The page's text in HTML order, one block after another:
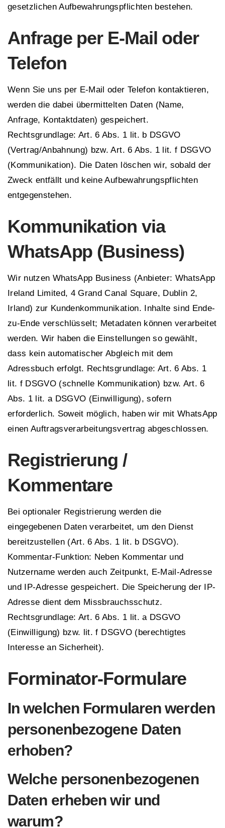
gesetzlichen Aufbewahrungspflichten bestehen.
Anfrage per E-Mail oder
Telefon
Wenn Sie uns per E-Mail oder Telefon kontaktieren,
werden die dabei übermittelten Daten (Name,
Anfrage, Kontaktdaten) gespeichert.
Rechtsgrundlage: Art. 6 Abs. 1 lit. b DSGVO
(Vertrag/Anbahnung) bzw. Art. 6 Abs. 1 lit. f DSGVO
(Kommunikation). Die Daten löschen wir, sobald der
Zweck entfällt und keine Aufbewahrungspflichten
entgegenstehen.
Kommunikation via
WhatsApp (Business)
Wir nutzen WhatsApp Business (Anbieter: WhatsApp
Ireland Limited, 4 Grand Canal Square, Dublin 2,
Irland) zur Kundenkommunikation. Inhalte sind Ende-
zu-Ende verschlüsselt; Metadaten können verarbeitet
werden. Wir haben die Einstellungen so gewählt,
dass kein automatischer Abgleich mit dem
Adressbuch erfolgt. Rechtsgrundlage: Art. 6 Abs. 1
lit. f DSGVO (schnelle Kommunikation) bzw. Art. 6
Abs. 1 lit. a DSGVO (Einwilligung), sofern
erforderlich. Soweit möglich, haben wir mit WhatsApp
einen Auftragsverarbeitungsvertrag abgeschlossen.
Registrierung /
Kommentare
Bei optionaler Registrierung werden die
eingegebenen Daten verarbeitet, um den Dienst
bereitzustellen (Art. 6 Abs. 1 lit. b DSGVO).
Kommentar-Funktion: Neben Kommentar und
Nutzername werden auch Zeitpunkt, E-Mail-Adresse
und IP-Adresse gespeichert. Die Speicherung der IP-
Adresse dient dem Missbrauchsschutz.
Rechtsgrundlage: Art. 6 Abs. 1 lit. a DSGVO
(Einwilligung) bzw. lit. f DSGVO (berechtigtes
Interesse an Sicherheit).
Forminator-Formulare
In welchen Formularen werden
personenbezogene Daten
erhoben?
Welche personenbezogenen
Daten erheben wir und
warum?